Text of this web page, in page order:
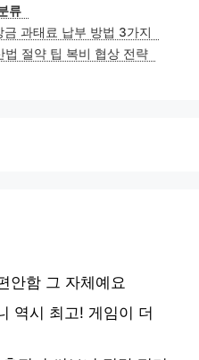
류
과태료 납부 방법 3가지
법 절약 팁 복비 협상 전략
안함 그 자체예요
역시 최고! 게임이 더